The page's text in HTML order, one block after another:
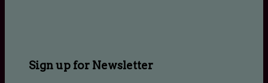
Sign up for Newsletter